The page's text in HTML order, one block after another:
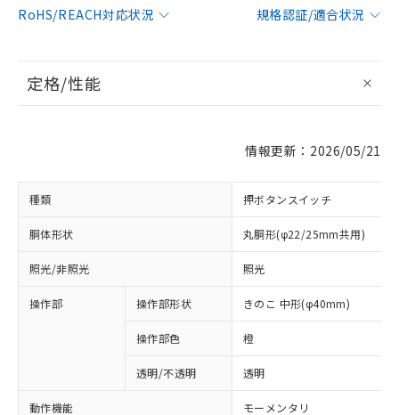
RoHS/REACH対応状況
規格認証/適合状況
定格/性能
情報更新：2026/05/21
種類 押ボタンスイッチ
胴体形状 丸胴形(φ22/25mm共用)
照光/非照光 照光
操作部 操作部形状 きのこ 中形(φ40mm)
操作部色 橙
透明/不透明 透明
動作機能 モーメンタリ